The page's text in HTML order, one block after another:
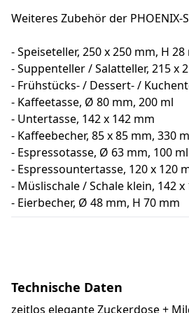
Weiteres Zubehör der PHOENIX-
- Speiseteller, 250 x 250 mm, H
- Suppenteller / Salatteller, 215 x
- Frühstücks- / Dessert- /
- Kaffeetasse, Ø 80 mm, 200 ml
- Untertasse, 142 x 142 mm
- Kaffeebecher, 85 x 85 mm, 330
- Espressotasse, Ø 63 mm, 100 ml
- Espressountertasse, 120 x 120
- Müslischale / Schale klein, 142
- Eierbecher, Ø 48 mm, H 70 mm
Technische Daten
zeitlos elegante Zuckerdose +